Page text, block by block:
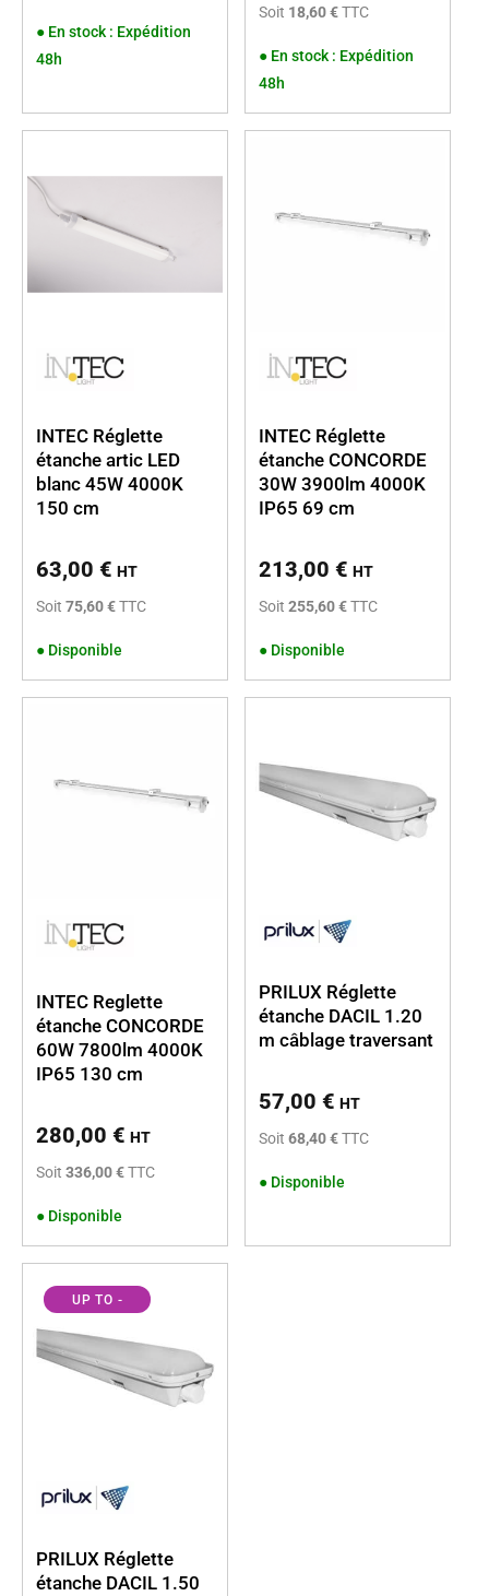
● En stock : Expédition
48h
Soit 18,60 €TTC
● En stock : Expédition
48h
INTEC Réglette
étanche artic LED
blanc 45W 4000K
150 cm
63,00 € HT
Soit 75,60 €TTC
● Disponible
INTEC Réglette
étanche CONCORDE
30W 3900lm 4000K
IP65 69 cm
213,00 € HT
Soit 255,60 €TTC
● Disponible
INTEC Reglette
étanche CONCORDE
60W 7800lm 4000K
IP65 130 cm
280,00 € HT
Soit 336,00 €TTC
● Disponible
PRILUX Réglette
étanche DACIL 1.20
m câblage traversant
57,00 € HT
Soit 68,40 €TTC
● Disponible
UP TO -
PRILUX Réglette
étanche DACIL 1.50